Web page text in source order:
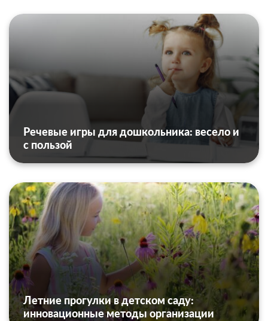
Речевые игры для дошкольника: весело и
с пользой
Летние прогулки в детском саду:
инновационные методы организации